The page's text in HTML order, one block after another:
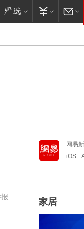
网易
iOS
家居